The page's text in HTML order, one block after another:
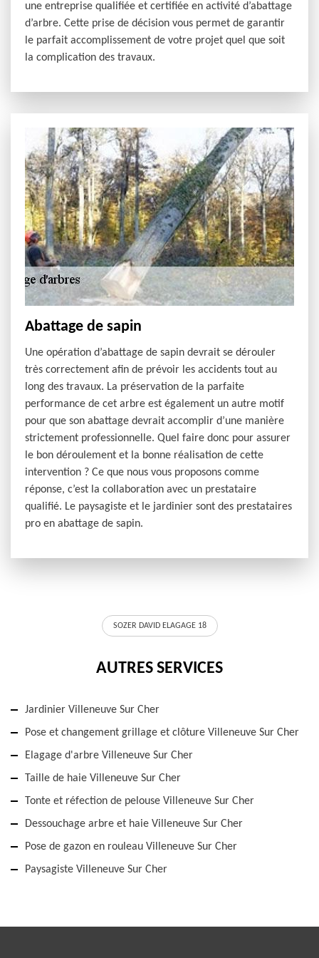
une entreprise qualifiée et certifiée en activité d’abattage
d’arbre. Cette prise de décision vous permet de garantir
le parfait accomplissement de votre projet quel que soit
la complication des travaux.
Abattage de sapin
Une opération d’abattage de sapin devrait se dérouler
très correctement afin de prévoir les accidents tout au
long des travaux. La préservation de la parfaite
performance de cet arbre est également un autre motif
pour que son abattage devrait accomplir d’une manière
strictement professionnelle. Quel faire donc pour assurer
le bon déroulement et la bonne réalisation de cette
intervention ? Ce que nous vous proposons comme
réponse, c’est la collaboration avec un prestataire
qualifié. Le paysagiste et le jardinier sont des prestataires
pro en abattage de sapin.
SOZER DAVID ELAGAGE 18
AUTRES SERVICES
Jardinier Villeneuve Sur Cher
Pose et changement grillage et clôture Villeneuve Sur Cher
Elagage d'arbre Villeneuve Sur Cher
Taille de haie Villeneuve Sur Cher
Tonte et réfection de pelouse Villeneuve Sur Cher
Dessouchage arbre et haie Villeneuve Sur Cher
Pose de gazon en rouleau Villeneuve Sur Cher
Paysagiste Villeneuve Sur Cher